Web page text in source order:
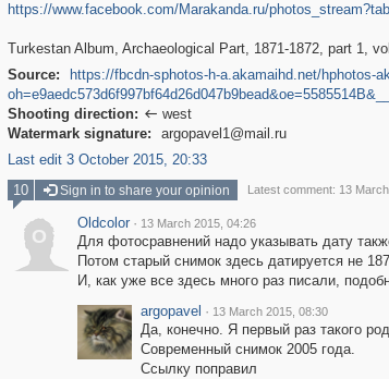
https://www.facebook.com/Marakanda.ru/
Turkestan Album, Archaeological Part, 1871-1872, part 1,
Source:
https://fbcdn-sphotos-h-a.akamaihd.net/hphotos-
Shooting direction:  west
Watermark signature:
argopavel1@mail.ru
Last edit 3 October 2015, 20:33
10 Sign in to share your opinion Latest comment: 13
O
Oldcolor · 13 March 2015, 04:26
Для фотосравнений надо указывать дату
Потом старый снимок здесь датируется не
И, как уже все здесь много раз писали,
argopavel · 13 March 2015, 08:30
Да, конечно. Я первый раз такого
Современный снимок 2005 года.
Ссылку поправил